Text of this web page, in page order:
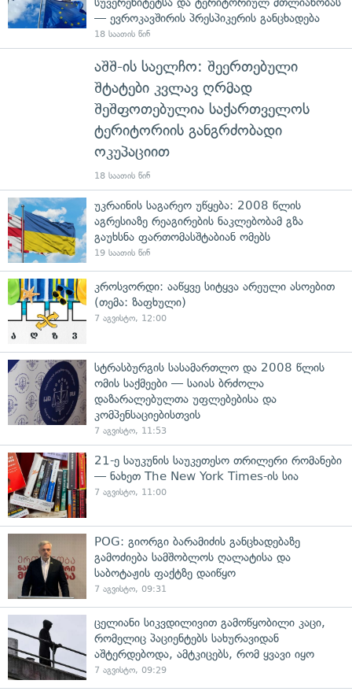
— ევროკავშირის პრესპიკერის განცხადება
18 საათის წინ
აშშ-ის საელჩო: შეერთებული
შტატები კვლავ ღრმად
შეშფოთებულია საქართველოს
ტერიტორიის განგრძობადი
ოკუპაციით
18 საათის წინ
უკრაინის საგარეო უწყება: 2008 წლის
აგრესიაზე რეაგირების ნაკლებობამ გზა
გაუხსნა ფართომასშტაბიან ომებს
19 საათის წინ
კროსვორდი: ააწყვე სიტყვა არეული ასოებით
(თემა: ზაფხული)
7 აგვისტო, 12:00
სტრასბურგის სასამართლო და 2008 წლის
ომის საქმეები — საიას ბრძოლა
დაზარალებულთა უფლებებისა და
კომპენსაციებისთვის
7 აგვისტო, 11:53
21-ე საუკუნის საუკეთესო თრილერი რომანები
— ნახეთ The New York Times-ის სია
7 აგვისტო, 11:00
POG: გიორგი ბარამიძის განცხადებაზე
გამოძიება სამშობლოს ღალატისა და
საბოტაჟის ფაქტზე დაიწყო
7 აგვისტო, 09:31
ცელიანი სიკვდილივით გამოწყობილი კაცი,
რომელიც პაციენტებს სახურავიდან
აშტერდებოდა, ამტკიცებს, რომ ყვავი იყო
7 აგვისტო, 09:29